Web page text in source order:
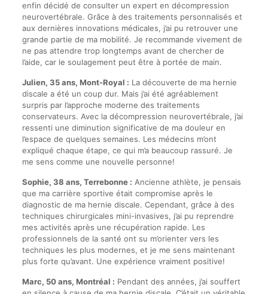
enfin décidé de consulter un expert en décompression
neurovertébrale. Grâce à des traitements personnalisés et
aux dernières innovations médicales, j’ai pu retrouver une
grande partie de ma mobilité. Je recommande vivement de
ne pas attendre trop longtemps avant de chercher de
l’aide, car le soulagement peut être à portée de main.
Julien, 35 ans, Mont-Royal : La découverte de ma hernie
discale a été un coup dur. Mais j’ai été agréablement
surpris par l’approche moderne des traitements
conservateurs. Avec la décompression neurovertébrale, j’ai
ressenti une diminution significative de ma douleur en
l’espace de quelques semaines. Les médecins m’ont
expliqué chaque étape, ce qui m’a beaucoup rassuré. Je
me sens comme une nouvelle personne!
Sophie, 38 ans, Terrebonne : Ancienne athlète, je pensais
que ma carrière sportive était compromise après le
diagnostic de ma hernie discale. Cependant, grâce à des
techniques chirurgicales mini-invasives, j’ai pu reprendre
mes activités après une récupération rapide. Les
professionnels de la santé ont su m’orienter vers les
techniques les plus modernes, et je me sens maintenant
plus forte qu’avant. Une expérience vraiment positive!
Marc, 50 ans, Montréal : Pendant des années, j’ai souffert